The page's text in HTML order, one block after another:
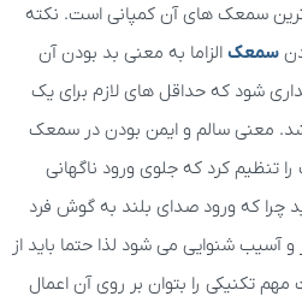
ترین سمعک های آن کمپانی است. نکته
سمعک الزاما به معنی بد بودن آن
شود که حداقل های لازم برای یک
معنی سالم و ایمن بودن در سمعک
تنظیم کرد که جلوی ورود ناگهانی
چرا که ورود صدای بلند به گوش فرد
آسیب شنوایی می شود لذا حتما باید از
تکنیکی را بتوان بر روی آن اعمال